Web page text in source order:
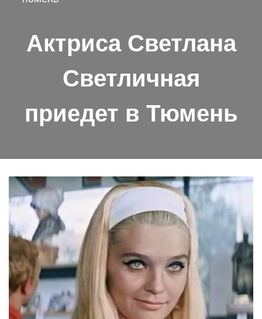
Актриса Светлана
Светличная
приедет в Тюмень